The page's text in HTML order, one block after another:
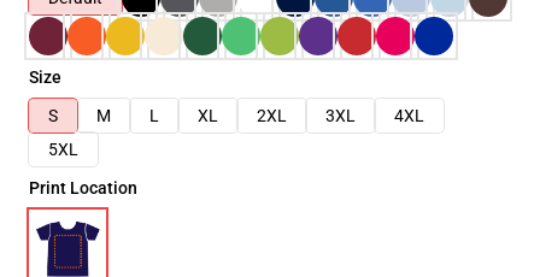
Size
S
M L XL 2XL 3XL
4XL
5XL
Print Location